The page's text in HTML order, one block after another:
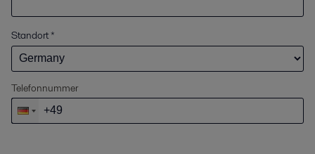
Standort*
Telefonnummer